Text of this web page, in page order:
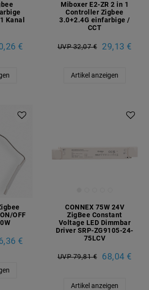
Kanal
€
Miboxer E2-ZR 2 in 1
Controller Zigbee
3.0+2.4G einfarbige /
CCT
UVP 32,07 € 29,13 €
Artikel anzeigen
OFF
€
CONNEX 75W 24V
ZigBee Constant
Voltage LED Dimmbar
Driver SRP-ZG9105-24-
75LCV
UVP 79,81 € 68,04 €
Artikel anzeigen